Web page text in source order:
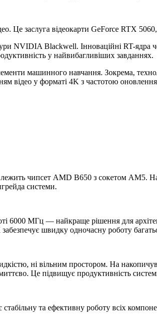
Це заслуга відеокарти GeForce RTX
NVIDIA Blackwell. Інноваційні RT-ядра
у найвибагливіших завданнях.
машинного навчання. Зокрема,
відео у форматі 4K з частотою
чипсет AMD B650 з сокетом AM5.
системи.
6000 МГц — найкраще рішення для
швидку одночасну роботу
ні вільним простором. На
Це підвищує продуктивність
та ефективну роботу всіх